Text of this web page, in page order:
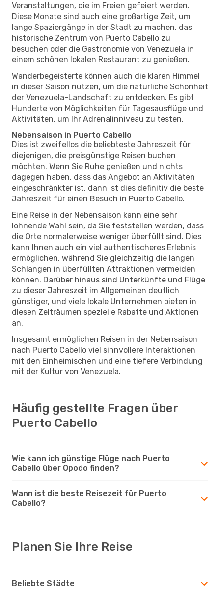
Veranstaltungen, die im Freien gefeiert werden.
Diese Monate sind auch eine großartige Zeit, um
lange Spaziergänge in der Stadt zu machen, das
historische Zentrum von Puerto Cabello zu
besuchen oder die Gastronomie von Venezuela in
einem schönen lokalen Restaurant zu genießen.
Wanderbegeisterte können auch die klaren Himmel
in dieser Saison nutzen, um die natürliche Schönheit
der Venezuela-Landschaft zu entdecken. Es gibt
Hunderte von Möglichkeiten für Tagesausflüge und
Aktivitäten, um Ihr Adrenalinniveau zu testen.
Nebensaison in Puerto Cabello
Dies ist zweifellos die beliebteste Jahreszeit für
diejenigen, die preisgünstige Reisen buchen
möchten. Wenn Sie Ruhe genießen und nichts
dagegen haben, dass das Angebot an Aktivitäten
eingeschränkter ist, dann ist dies definitiv die beste
Jahreszeit für einen Besuch in Puerto Cabello.
Eine Reise in der Nebensaison kann eine sehr
lohnende Wahl sein, da Sie feststellen werden, dass
die Orte normalerweise weniger überfüllt sind. Dies
kann Ihnen auch ein viel authentischeres Erlebnis
ermöglichen, während Sie gleichzeitig die langen
Schlangen in überfüllten Attraktionen vermeiden
können. Darüber hinaus sind Unterkünfte und Flüge
zu dieser Jahreszeit im Allgemeinen deutlich
günstiger, und viele lokale Unternehmen bieten in
diesen Zeiträumen spezielle Rabatte und Aktionen
an.
Insgesamt ermöglichen Reisen in der Nebensaison
nach Puerto Cabello viel sinnvollere Interaktionen
mit den Einheimischen und eine tiefere Verbindung
mit der Kultur von Venezuela.
Häufig gestellte Fragen über
Puerto Cabello
Wie kann ich günstige Flüge nach Puerto
Cabello über Opodo finden?
Wann ist die beste Reisezeit für Puerto
Cabello?
Planen Sie Ihre Reise
Beliebte Städte